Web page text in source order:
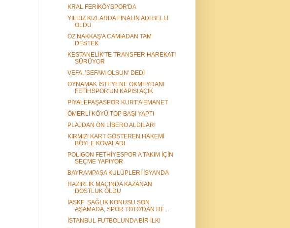
KRAL FERİKÖYSPOR'DA
YILDIZ KIZLARDA FİNALİN ADI BELLİ
OLDU
ÖZ NAKKAŞ'A CAMİADAN TAM
DESTEK
KESTANELİK'TE TRANSFER HAREKATI
SÜRÜYOR
VEFA, 'SEFAM OLSUN' DEDİ
OYNAMAK İSTEYENE OKMEYDANI
FETİHSPOR'UN KAPISI AÇIK
PİYALEPAŞASPOR KURT'A EMANET
ÖMERLİ KÖYÜ TOP BAŞI YAPTI
PLAJDAN ÖN LİBERO ALDILAR!
KIRMIZI KART GÖSTEREN HAKEMİ
BÖYLE KOVALADI
POLİGON FETHİYESPOR A TAKIM İÇİN
SEÇME YAPIYOR
BAYRAMPAŞA KULÜPLERİ İSYANDA
HAZIRLIK MAÇINDA KAZANAN
DOSTLUK OLDU
İASKF: SAĞLIK KONUSU SON
AŞAMADA, SPOR TOTO'DAN DE...
İSTANBUL FUTBOLUNDA BİR İLK!